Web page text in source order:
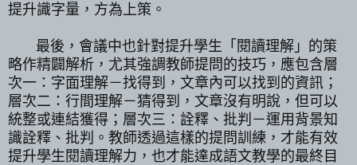
提升識字量，方為上策。
最後，會議中也針對提升學生「閱讀理解」的策
略作精闢解析，尤其強調教師提問的技巧，應包含層
次一：字面理解－找得到，文章內可以找到的資訊；
層次二：行間理解－猜得到，文章沒有明說，但可以
統整或連結獲得；層次三：詮釋、批判－運用背景知
識詮釋、批判。教師透過這樣的提問訓練，才能有效
提升學生閱讀理解力，也才能達成語文教學的最終目